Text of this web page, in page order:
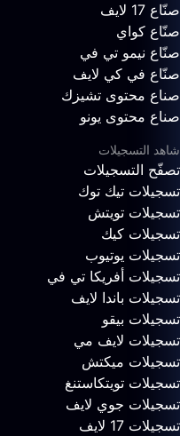
صنّاع 17 لايف
صنّاع كواي
صنّاع نيمو تي في
صنّاع في كي لايف
صناع محتوى تشيزك
صناع محتوى يونو
شاهد التسجيلات
تصفّح التسجيلات
تسجيلات تيك توك
تسجيلات تويتش
تسجيلات كيك
تسجيلات يوتيوب
تسجيلات أفريكا تي في
تسجيلات باندا لايف
تسجيلات بيقو
تسجيلات لايف مي
تسجيلات ميكتش
تسجيلات تويتكاستنغ
تسجيلات جوي لايف
تسجيلات 17 لايف